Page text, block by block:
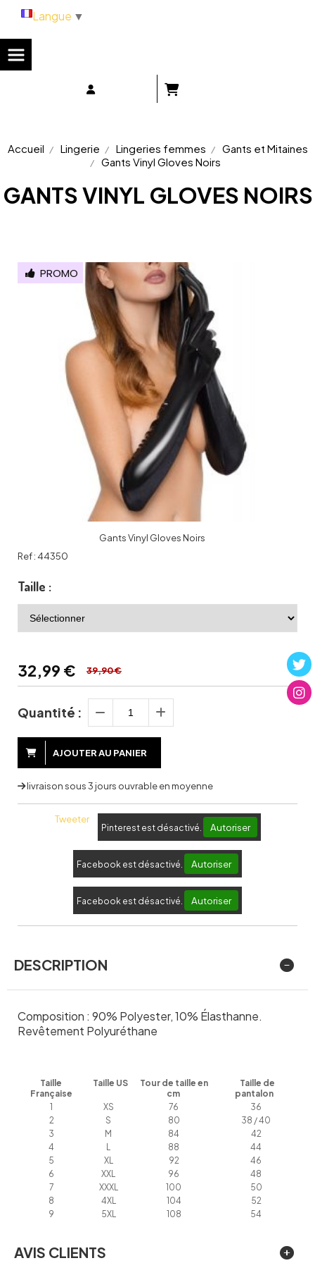
Accueil Lingerie Lingeries femmes
Gants et Mitaines
Gants Vinyl Gloves Noirs
GANTS VINYL GLOVES NOIRS
PROMO
Gants Vinyl Gloves Noirs
Ref : 44350
Taille :
32,99 € 39,90 €
Quantité :
AJOUTER AU PANIER
livraison sous 3 jours ouvrable en moyenne
Tweeter
Pinterest est désactivé. Autoriser
Facebook est désactivé. Autoriser
Facebook est désactivé. Autoriser
DESCRIPTION
Composition : 90% Polyester, 10% Élasthanne.
Revêtement Polyuréthane
Taille
Française
Taille US
Tour de taille en
cm
Taille de
pantalon
1
XS 76
36
2
S 80
38 / 40
3
M 84
42
4
L 88
44
5
XL 92
46
6
XXL 96
48
7
XXXL 100
50
8
4XL 104
52
9
5XL 108 54
AVIS CLIENTS
Langue ▼